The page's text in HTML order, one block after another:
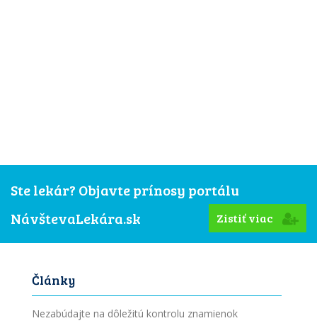
Ste lekár? Objavte prínosy portálu
NávštevaLekára.sk
Zistiť viac
Články
Nezabúdajte na dôležitú kontrolu znamienok